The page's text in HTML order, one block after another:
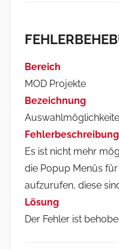
Bereich
MOD Projekte
Bezeichnung
Fehlerbeschreibung
Es ist nicht mehr
die Popup Menüs
aufzurufen, diese
Lösung
Der Fehler ist